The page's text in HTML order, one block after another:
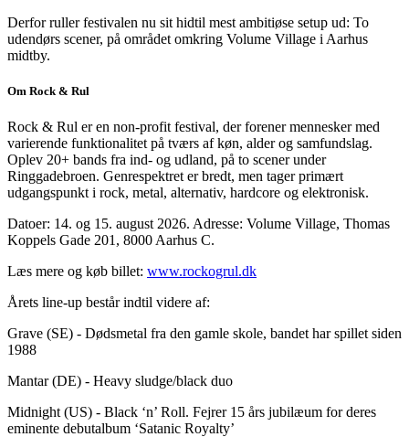
Derfor ruller festivalen nu sit hidtil mest ambitiøse setup ud: To
udendørs scener, på området omkring Volume Village i Aarhus
midtby.
Om Rock & Rul
Rock & Rul er en non-profit festival, der forener mennesker med
varierende funktionalitet på tværs af køn, alder og samfundslag.
Oplev 20+ bands fra ind- og udland, på to scener under
Ringgadebroen. Genrespektret er bredt, men tager primært
udgangspunkt i rock, metal, alternativ, hardcore og elektronisk.
Datoer: 14. og 15. august 2026. Adresse: Volume Village, Thomas
Koppels Gade 201, 8000 Aarhus C.
Læs mere og køb billet: www.rockogrul.dk
Årets line-up består indtil videre af:
Grave (SE) - Dødsmetal fra den gamle skole, bandet har spillet siden
1988
Mantar (DE) - Heavy sludge/black duo
Midnight (US) - Black ‘n’ Roll. Fejrer 15 års jubilæum for deres
eminente debutalbum ‘Satanic Royalty’